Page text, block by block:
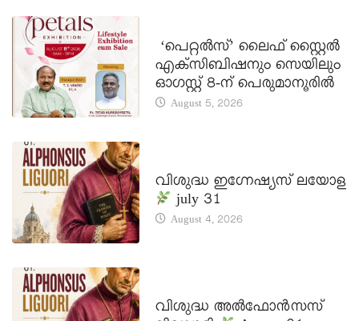
‘പെറ്റൽസ്’ ലൈഫ് സ്റ്റൈൽ
എക്സിബിഷനും സെയിലും
ഓഗസ്റ്റ് 8-ന് പെരുമാനൂരിൽ
August 5, 2026
വിശുദ്ധ ഇഗ്നേഷ്യസ് ലയോള
july 31
August 4, 2026
വിശുദ്ധ അൽഫോൻസസ്